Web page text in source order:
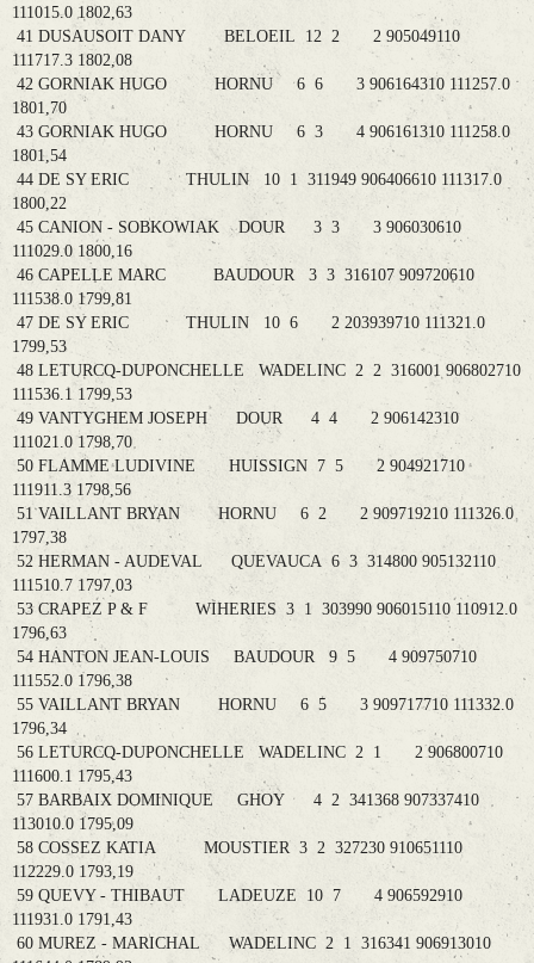
111015.0 1802,63
41 DUSAUSOIT DANY BELOEIL 12 2 2 905049110
111717.3 1802,08
42 GORNIAK HUGO HORNU 6 6 3 906164310 111257.0
1801,70
43 GORNIAK HUGO HORNU 6 3 4 906161310 111258.0
1801,54
44 DE SY ERIC THULIN 10 1 311949 906406610 111317.0
1800,22
45 CANION - SOBKOWIAK DOUR 3 3 3 906030610
111029.0 1800,16
46 CAPELLE MARC BAUDOUR 3 3 316107 909720610
111538.0 1799,81
47 DE SY ERIC THULIN 10 6 2 203939710 111321.0
1799,53
48 LETURCQ-DUPONCHELLE WADELINC 2 2 316001 906802710
111536.1 1799,53
49 VANTYGHEM JOSEPH DOUR 4 4 2 906142310
111021.0 1798,70
50 FLAMME LUDIVINE HUISSIGN 7 5 2 904921710
111911.3 1798,56
51 VAILLANT BRYAN HORNU 6 2 2 909719210 111326.0
1797,38
52 HERMAN - AUDEVAL QUEVAUCA 6 3 314800 905132110
111510.7 1797,03
53 CRAPEZ P & F WIHERIES 3 1 303990 906015110 110912.0
1796,63
54 HANTON JEAN-LOUIS BAUDOUR 9 5 4 909750710
111552.0 1796,38
55 VAILLANT BRYAN HORNU 6 5 3 909717710 111332.0
1796,34
56 LETURCQ-DUPONCHELLE WADELINC 2 1 2 906800710
111600.1 1795,43
57 BARBAIX DOMINIQUE GHOY 4 2 341368 907337410
113010.0 1795,09
58 COSSEZ KATIA MOUSTIER 3 2 327230 910651110
112229.0 1793,19
59 QUEVY - THIBAUT LADEUZE 10 7 4 906592910
111931.0 1791,43
60 MUREZ - MARICHAL WADELINC 2 1 316341 906913010